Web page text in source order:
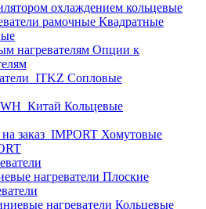
охлаждением кольцевые
Квадратные
Опции к
Cопловые
Кольцевые
Хомутовые
Плоские
Кольцевые